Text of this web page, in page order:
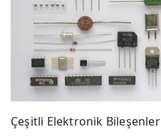
Çeşitli Elektronik Bileşenler